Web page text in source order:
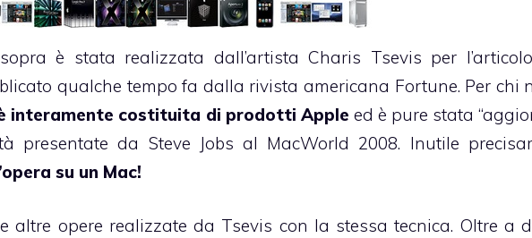
è stata realizzata dall’artista Charis Tsevis per
qualche tempo fa dalla rivista americana Fortune. Per chi
è interamente costituita di prodotti Apple ed è pure stata
presentate da Steve Jobs al MacWorld 2008. Inutile
su un Mac!
altre opere realizzate da Tsevis con la stessa tecnica. Oltre a